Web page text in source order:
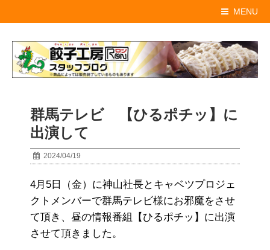
MENU
群馬テレビ 【ひるポチッ】に
出演して
2024/04/19
4月5日（金）に神山社長とキャベツプロジェ
クトメンバーで群馬テレビ様にお邪魔をさせ
て頂き、昼の情報番組【ひるポチッ】に出演
させて頂きました。